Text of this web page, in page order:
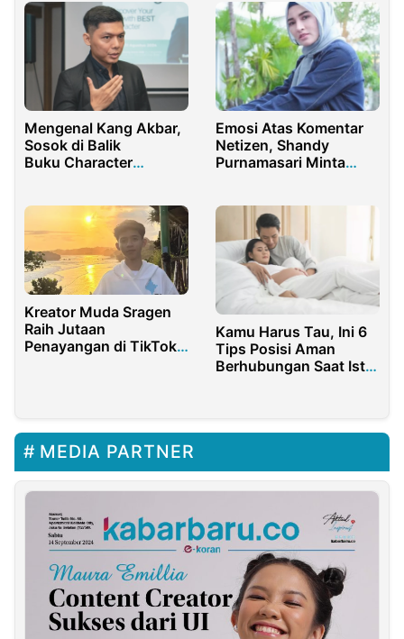
Mengenal Kang Akbar,
Sosok di Balik
Buku Character
Emosi Atas Komentar
Netizen, Shandy
Purnamasari Minta
Kreator Muda Sragen
Raih Jutaan
Penayangan di TikTok
Kamu Harus Tau, Ini 6
Tips Posisi Aman
Berhubungan Saat Istri
MEDIA PARTNER